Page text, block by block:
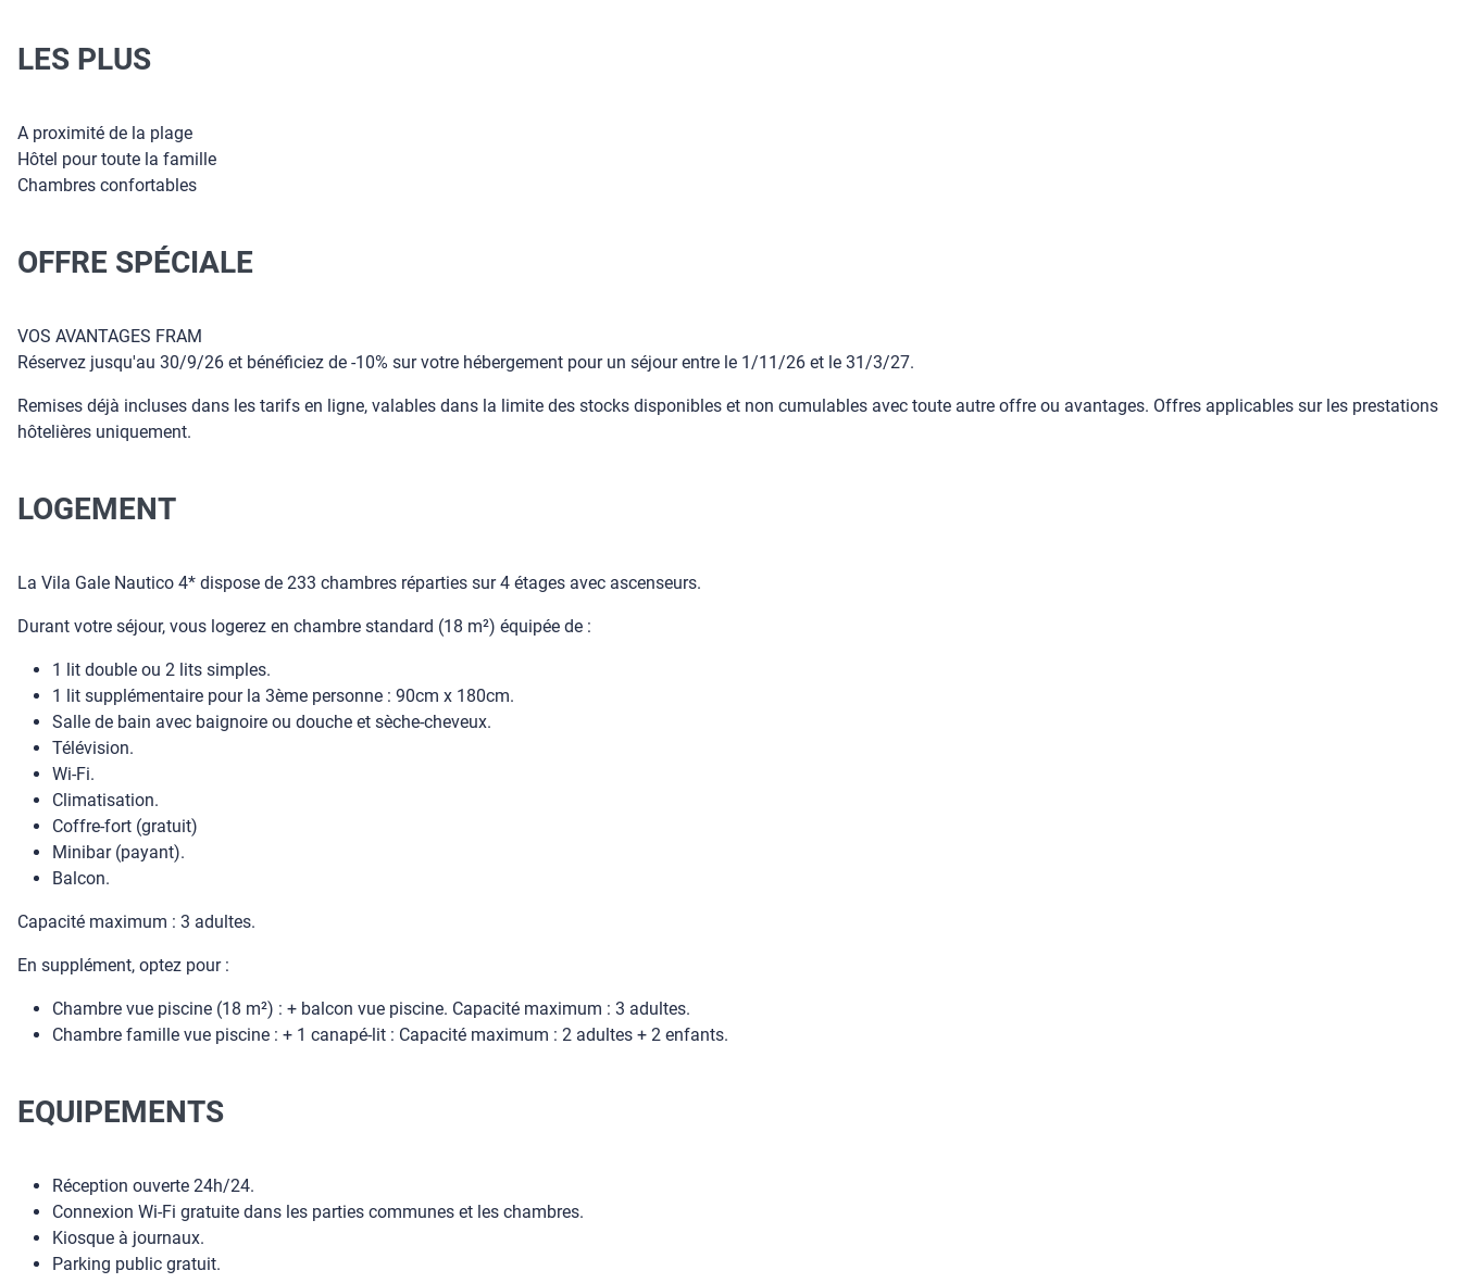
LES PLUS
A proximité de la plage
Hôtel pour toute la famille
Chambres confortables
OFFRE SPÉCIALE
VOS AVANTAGES FRAM
Réservez jusqu'au 30/9/26 et bénéficiez de -10% sur votre hébergement pour un séjour entre le 1/11/26 et le 31/3/27.
Remises déjà incluses dans les tarifs en ligne, valables dans la limite des stocks disponibles et non cumulables avec toute autre offre ou avantages. Offres applicables sur les prestations
hôtelières uniquement.
LOGEMENT
La Vila Gale Nautico 4* dispose de 233 chambres réparties sur 4 étages avec ascenseurs.
Durant votre séjour, vous logerez en chambre standard (18 m²) équipée de :
1 lit double ou 2 lits simples.
1 lit supplémentaire pour la 3ème personne : 90cm x 180cm.
Salle de bain avec baignoire ou douche et sèche-cheveux.
Télévision.
Wi-Fi.
Climatisation.
Coffre-fort (gratuit)
Minibar (payant).
Balcon.
Capacité maximum : 3 adultes.
En supplément, optez pour :
Chambre vue piscine (18 m²) : + balcon vue piscine. Capacité maximum : 3 adultes.
Chambre famille vue piscine : + 1 canapé-lit : Capacité maximum : 2 adultes + 2 enfants.
EQUIPEMENTS
Réception ouverte 24h/24.
Connexion Wi-Fi gratuite dans les parties communes et les chambres.
Kiosque à journaux.
Parking public gratuit.